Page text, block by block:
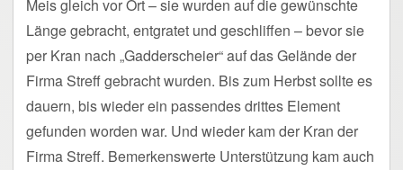
Meis gleich vor Ort – sie wurden auf die gewünschte
Länge gebracht, entgratet und geschliffen – bevor sie
per Kran nach „Gadderscheier“ auf das Gelände der
Firma Streff gebracht wurden. Bis zum Herbst sollte es
dauern, bis wieder ein passendes drittes Element
gefunden worden war. Und wieder kam der Kran der
Firma Streff. Bemerkenswerte Unterstützung kam auch